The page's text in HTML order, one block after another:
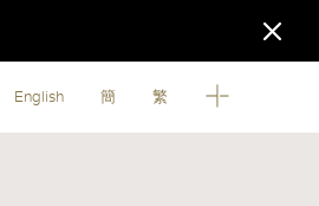
English 簡 繁